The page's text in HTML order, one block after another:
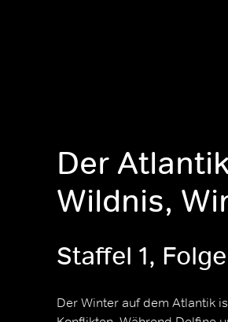
Der
Wildnis,
Staffel 1, Folge
Der Winter auf dem Atlantik